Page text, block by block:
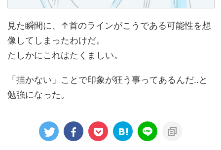
見た瞬間に、↑首のラインがこうである可能性を想
像してしまったわけだ。
たしかにこれはたくましい。
「描かない」ことで印象が狂う事ってあるんだ‥と
勉強になった。